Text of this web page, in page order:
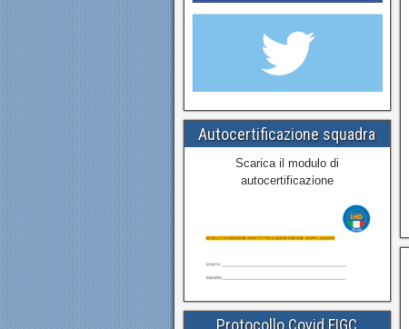
Autocertificazione squadra
Scarica il modulo di
autocertificazione
Protocollo Covid FIGC